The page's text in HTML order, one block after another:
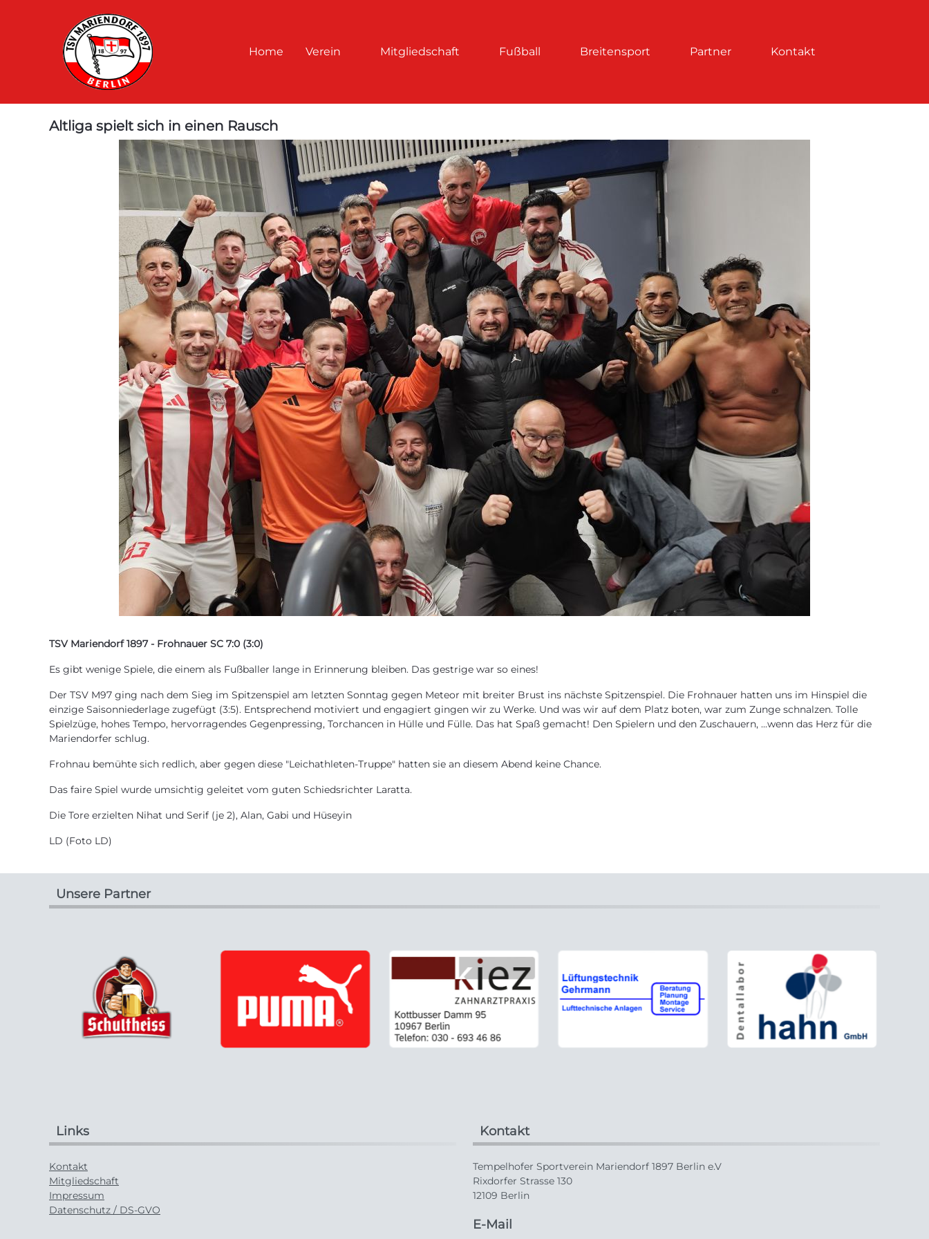
Home Verein Mitgliedschaft Fußball Breitensport Partner Kontakt
Altliga spielt sich in einen Rausch
TSV Mariendorf 1897 - Frohnauer SC 7:0 (3:0)
Es gibt wenige Spiele, die einem als Fußballer lange in Erinnerung bleiben. Das gestrige war so eines!
Der TSV M97 ging nach dem Sieg im Spitzenspiel am letzten Sonntag gegen Meteor mit breiter Brust ins nächste Spitzenspiel. Die Frohnauer hatten uns im Hinspiel die
einzige Saisonniederlage zugefügt (3:5). Entsprechend motiviert und engagiert gingen wir zu Werke. Und was wir auf dem Platz boten, war zum Zunge schnalzen. Tolle
Spielzüge, hohes Tempo, hervorragendes Gegenpressing, Torchancen in Hülle und Fülle. Das hat Spaß gemacht! Den Spielern und den Zuschauern, ...wenn das Herz für die
Mariendorfer schlug.
Frohnau bemühte sich redlich, aber gegen diese "Leichathleten-Truppe" hatten sie an diesem Abend keine Chance.
Das faire Spiel wurde umsichtig geleitet vom guten Schiedsrichter Laratta.
Die Tore erzielten Nihat und Serif (je 2), Alan, Gabi und Hüseyin
LD (Foto LD)
Unsere Partner
Links
Kontakt
Mitgliedschaft
Impressum
Datenschutz / DS-GVO
Kontakt
Tempelhofer Sportverein Mariendorf 1897 Berlin e.V
Rixdorfer Strasse 130
12109 Berlin
E-Mail